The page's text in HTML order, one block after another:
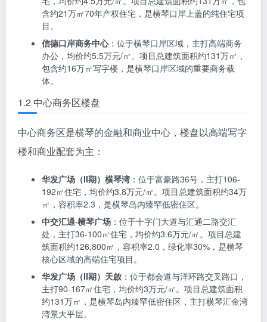
1.1 口岸服务区楼盘
口岸服务区是横琴与澳门最直接的连接点，楼盘具有”
下楼即澳门”的独特优势：
华发IFC琴澳湾1号
248㎡大平层，均价约5.5万元/㎡。项目总建筑面积约
131万㎡，包含约21万㎡70年产权住宅，是横琴口岸上
横琴口岸广场：位于环岛东路2050号，主打54-150㎡住
宅，均价约4.5万元/㎡。项目总建筑面积约131万㎡，包
目。
信德口岸商务中心：位于横琴口岸区域，主打高端商务
办公，均价约5.5万元/㎡。项目总建筑面积约131万㎡，
包含约16万㎡写字楼，是横琴口岸区域的重要商务载
体。
1.2 中心商务区楼盘
中心商务区是横琴的金融和商业中心，楼盘以高端写字
楼和商业配套为主：